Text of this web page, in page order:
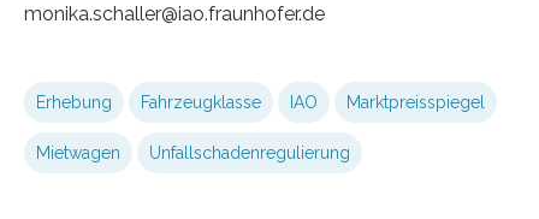
monika.schaller@iao.fraunhofer.de
Erhebung Fahrzeugklasse IAO Marktpreisspiegel
Mietwagen Unfallschadenregulierung